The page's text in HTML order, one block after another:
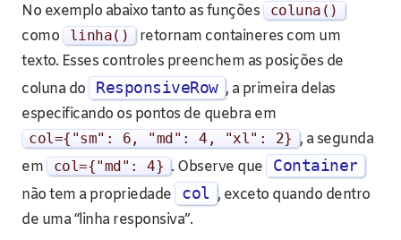
No exemplo abaixo tanto as funções coluna ()
como linha() retornam containeres com um
texto. Esses controles preenchem as posições de
coluna do
ResponsiveRow , a primeira delas
especificando os pontos de quebra em
col ={ "sm" : 6, "md" : 4 , "xl" : 2} , a segunda
em
col={"md" : 4} . Observe que Container
não tem a propriedade col , exceto quando dentro
de uma “linha responsiva”.